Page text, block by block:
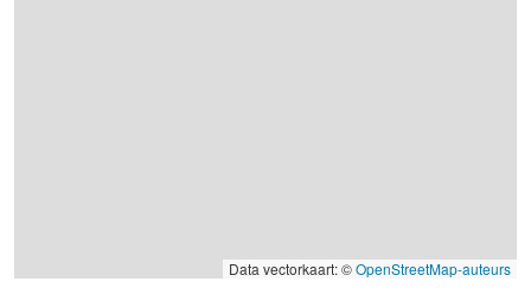
Data vectorkaart: ©OpenStreetMap-auteurs